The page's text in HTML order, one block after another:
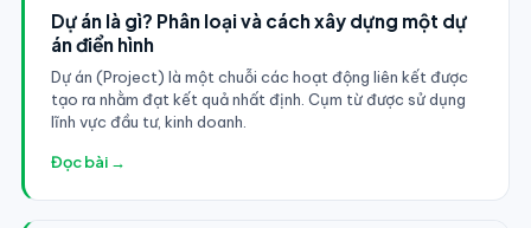
Dự án là gì? Phân loại và cách xây dựng một dự
án điển hình
Dự án (Project) là một chuỗi các hoạt động liên kết được
tạo ra nhằm đạt kết quả nhất định. Cụm từ được sử dụng
lĩnh vực đầu tư, kinh doanh.
Đọc bài →